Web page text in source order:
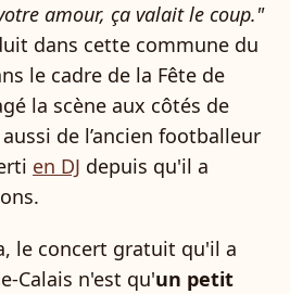
amour, ça valait le coup."
dans cette commune du
le cadre de la Fête de
la scène aux côtés de
de l’ancien footballeur
en DJ depuis qu'il a
le concert gratuit qu'il a
Calais n'est qu'un petit